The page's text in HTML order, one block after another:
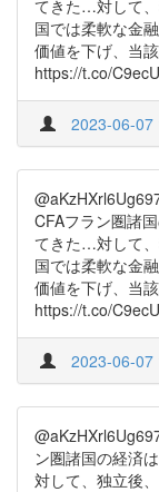
てきた…対して
国では柔軟な金
価値を下げ、当
https://t.co/
2023-06-07
CFAフラン圏諸
てきた…対して
国では柔軟な金
価値を下げ、当
https://t.co/
2023-06-07
ン圏諸国の経済
対して、独立後